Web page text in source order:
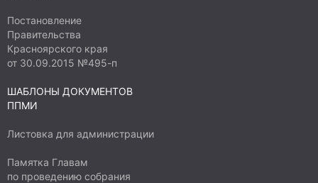
Постановление
Правительства
Красноярского края
от 30.09.2015 №495-п
ШАБЛОНЫ ДОКУМЕНТОВ
ППМИ
Листовка для администрации
Памятка Главам
по проведению собрания